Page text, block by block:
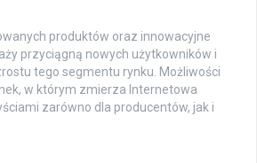
produktów oraz innowacyjne
przyciągną nowych użytkowników i
tego segmentu rynku. Możliwości
w którym zmierza Internetowa
zarówno dla producentów, jak i